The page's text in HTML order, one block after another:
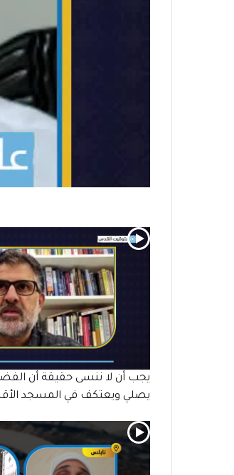
يجب أن لا ننسى حقيقة أن
يصلي ويعتكف في المسجد